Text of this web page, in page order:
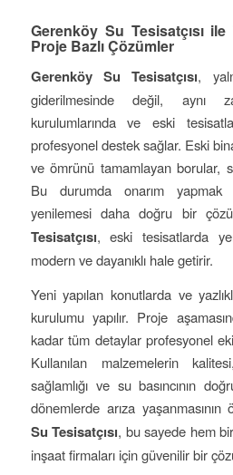
Gerenköy Su Tesisatçısı
Proje Bazlı Çözümler
Gerenköy Su Tesisatçısı,
giderilmesinde değil, aynı
kurulumlarında ve eski
profesyonel destek sağlar. Eski
ve ömrünü tamamlayan borular,
Bu durumda onarım
yenilemesi daha doğru bir
Tesisatçısı, eski tesisatlarda
modern ve dayanıklı hale getirir.
Yeni yapılan konutlarda ve
kurulumu yapılır. Proje
kadar tüm detaylar profesyonel
Kullanılan malzemelerin
sağlamlığı ve su basıncının
dönemlerde arıza
Su Tesisatçısı, bu sayede hem
inşaat firmaları için güvenilir bir